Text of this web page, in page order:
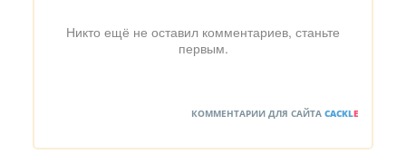
Никто ещё не оставил комментариев, станьте
первым.
КОММЕНТАРИИ ДЛЯ САЙТА CACKLE